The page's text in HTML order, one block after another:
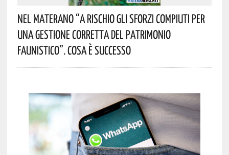
Nel Materano “a Rischio Gli Sforzi Compiuti Per
Una Gestione Corretta Del Patrimonio
Faunistico”. Cosa È Successo